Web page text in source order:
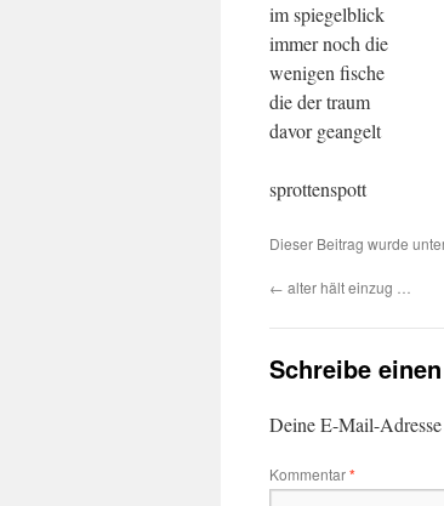
im spiegelblick
immer noch die
wenigen fische
die der traum
davor geangelt
sprottenspott
Dieser Beitrag wurde
← alter hält einzug …
Schreibe
Deine E-Mail-
Kommentar*